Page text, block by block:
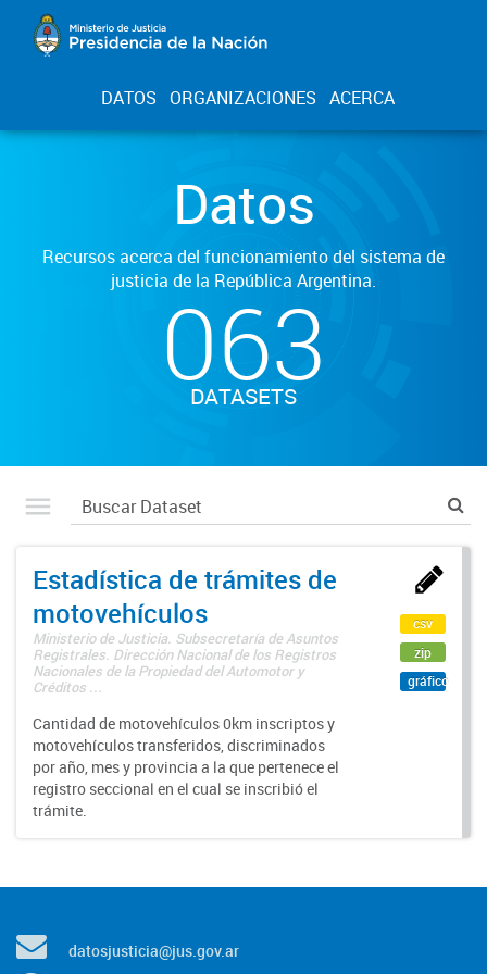
DATOS ORGANIZACIONES ACERCA
Datos
Recursos acerca del funcionamiento del sistema de
justicia de la República Argentina.
063
DATASETS
Estadística de trámites de
motovehículos
Ministerio de Justicia. Subsecretaría de Asuntos
Registrales. Dirección Nacional de los Registros
Nacionales de la Propiedad del Automotor y
Créditos ...
Cantidad de motovehículos 0km inscriptos y
motovehículos transferidos, discriminados
por año, mes y provincia a la que pertenece el
registro seccional en el cual se inscribió el
trámite.
csv
zip
gráfico
datosjusticia@jus.gov.ar